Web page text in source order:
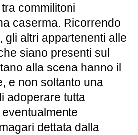
commilitoni
caserma. Ricorrendo
gli altri appartenenti alle
siano presenti sul
alla scena hanno il
e non soltanto una
adoperare tutta
eventualmente
dettata dalla